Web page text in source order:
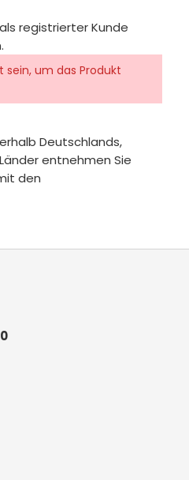
registrierter Kunde
sein, um das Produkt
Deutschlands,
entnehmen Sie
den